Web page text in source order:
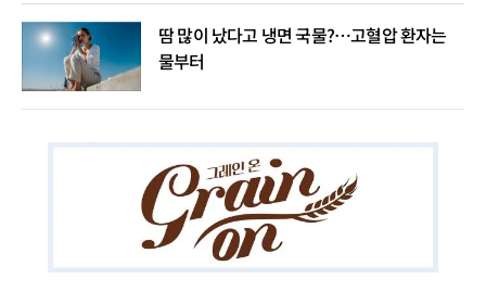
땀 많이 났다고 냉면 국물?…고혈압 환자는
물부터